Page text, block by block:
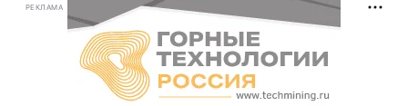
РЕКЛАМА